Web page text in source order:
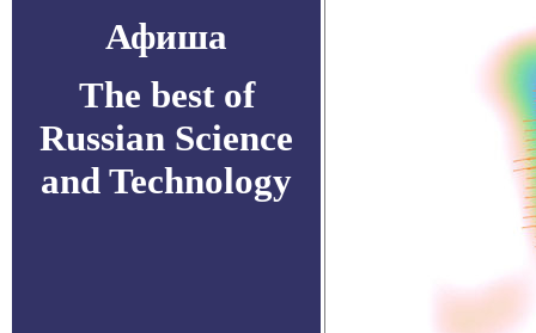
Афиша
The best of
Russian Science
and Technology